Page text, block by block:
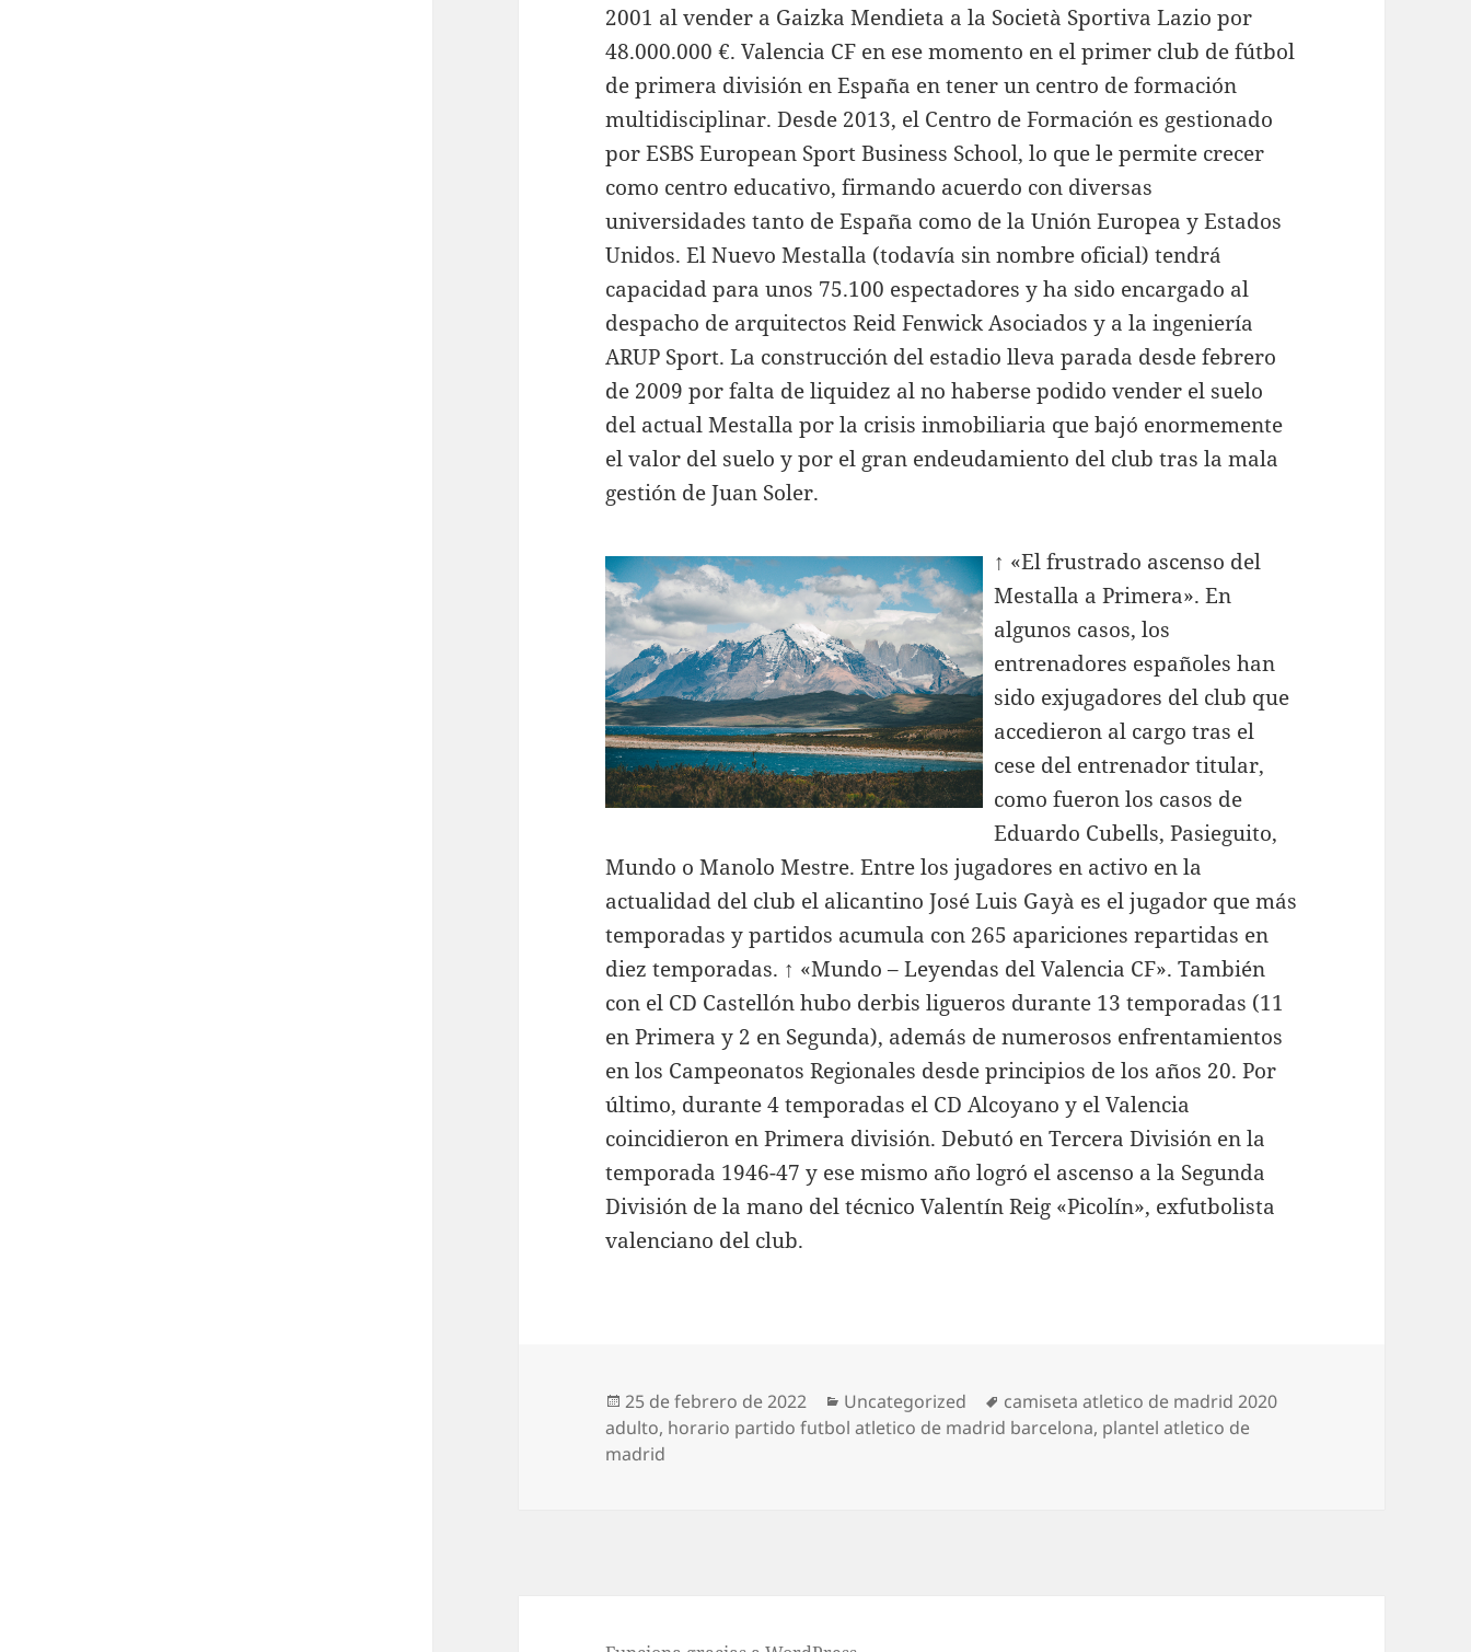
2001 al vender a Gaizka Mendieta a la Società Sportiva Lazio por
48.000.000 €. Valencia CF en ese momento en el primer club de fútbol
de primera división en España en tener un centro de formación
multidisciplinar. Desde 2013, el Centro de Formación es gestionado
por ESBS European Sport Business School, lo que le permite crecer
como centro educativo, firmando acuerdo con diversas
universidades tanto de España como de la Unión Europea y Estados
Unidos. El Nuevo Mestalla (todavía sin nombre oficial) tendrá
capacidad para unos 75.100 espectadores y ha sido encargado al
despacho de arquitectos Reid Fenwick Asociados y a la ingeniería
ARUP Sport. La construcción del estadio lleva parada desde febrero
de 2009 por falta de liquidez al no haberse podido vender el suelo
del actual Mestalla por la crisis inmobiliaria que bajó enormemente
el valor del suelo y por el gran endeudamiento del club tras la mala
gestión de Juan Soler.
↑ «El frustrado ascenso del
Mestalla a Primera». En
algunos casos, los
entrenadores españoles han
sido exjugadores del club que
accedieron al cargo tras el
cese del entrenador titular,
como fueron los casos de
Eduardo Cubells, Pasieguito,
Mundo o Manolo Mestre. Entre los jugadores en activo en la
actualidad del club el alicantino José Luis Gayà es el jugador que más
temporadas y partidos acumula con 265 apariciones repartidas en
diez temporadas. ↑ «Mundo – Leyendas del Valencia CF». También
con el CD Castellón hubo derbis ligueros durante 13 temporadas (11
en Primera y 2 en Segunda), además de numerosos enfrentamientos
en los Campeonatos Regionales desde principios de los años 20. Por
último, durante 4 temporadas el CD Alcoyano y el Valencia
coincidieron en Primera división. Debutó en Tercera División en la
temporada 1946-47 y ese mismo año logró el ascenso a la Segunda
División de la mano del técnico Valentín Reig «Picolín», exfutbolista
valenciano del club.
Publicado
el
25 de febrero de 2022 Categorías
Uncategorized Etiquetas
camiseta atletico de madrid 2020
adulto, horario partido futbol atletico de madrid barcelona, plantel atletico de
madrid